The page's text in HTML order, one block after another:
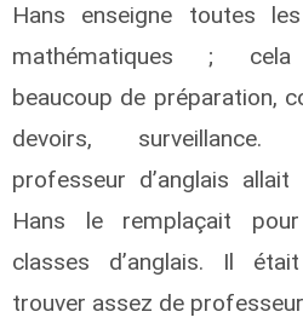
Hans enseigne toutes
mathématiques ; cela
beaucoup de préparation,
devoirs,
professeur d’anglais allait
Hans le remplaçait
classes d’anglais. Il
trouver assez de